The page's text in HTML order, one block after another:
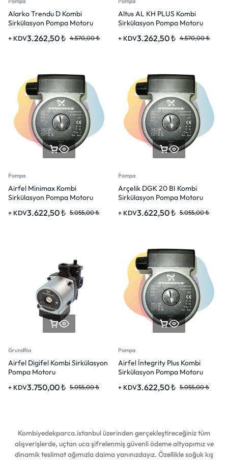
Alarko Trendu D Kombi
Sirkülasyon Pompa Motoru
3.262,50₺ 4.570,00₺
+ KDV
Altus AL KH PLUS Kombi
Sirkülasyon Pompa Motoru
3.262,50₺ 4.570,00₺
+ KDV
Pompa
Airfel Minimax Kombi
Sirkülasyon Pompa Motoru
3.622,50₺ 5.055,00₺
+ KDV
Pompa
Arçelik DGK 20 BI Kombi
Sirkülasyon Pompa Motoru
3.622,50₺ 5.055,00₺
+ KDV
Grundfos
Airfel Digifel Kombi Sirkülasyon
Pompa Motoru
3.750,00₺ 5.055,00₺
+ KDV
Pompa
Airfel İntegrity Plus Kombi
Sirkülasyon Pompa Motoru
3.622,50₺ 5.055,00₺
+ KDV
Kombiyedekparca.istanbul üzerinden gerçekleştireceğiniz tüm
alışverişlerde, uçtan uca şifrelenmiş güvenli ödeme altyapımız ve
dinamik teslimat ağımızla daima yanınızdayız. Özellikle soğuk kış